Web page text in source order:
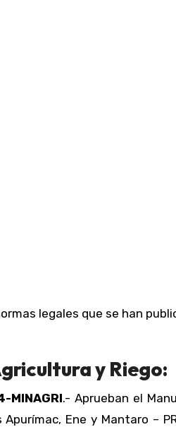
legales que se han
y Riego:
MINAGRI.- Aprueban el
Ene y Mantaro –